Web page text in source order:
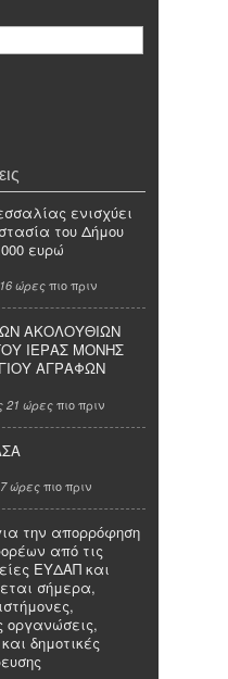
ενισχύει
του Δήμου
ευρώ
ώρες πιο πριν
ΑΚΟΛΟΥΘΙΩΝ
ΙΕΡΑΣ ΜΟΝΗΣ
ΑΓΡΑΦΩΝ
21 ώρες πιο πριν
ώρεςπιο πριν
την απορρόφηση
από τις
ΕΥΔΑΠ και
σήμερα,
οργανώσεις,
δημοτικές